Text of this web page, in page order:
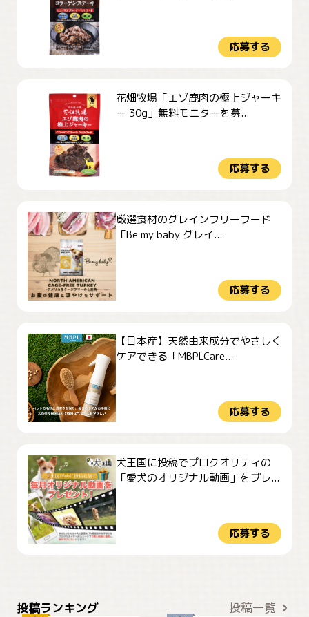
応募する
花畑牧場「エゾ鹿肉の極上ジャーキ
ー 30g」無料モニターを募...
応募する
厳選食材のグレインフリーフード
「Be my baby グレイ...
応募する
【日本産】天然由来成分でやさしく
ケアできる「MBPLCare...
応募する
犬王国に投稿でプロクオリティの
「愛犬のオリジナル動画」をプレ...
応募する
投稿ランキング 投稿一覧